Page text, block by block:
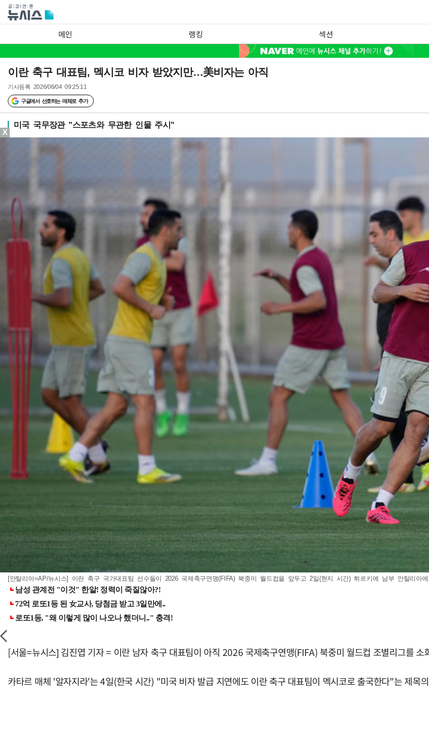
메인 랭킹 섹션
이란 축구 대표팀, 멕시코 비자 받았지만…美비자는 아직
기사등록 2026/06/04 09:25:11
구글에서 선호하는 매체로 추가
미국 국무장관 "스포츠와 무관한 인물 주시"
[안탈리아=AP/뉴시스] 이란 축구 국가대표팀 선수들이 2026 국제축구연맹(FIFA) 북중미 월드컵을 앞두고 2일(현지 시간) 튀르키예 남부 안탈리아
[서울=뉴시스] 김진엽 기자 = 이란 남자 축구 대표팀이 아직 2026 국제축구연맹(FIFA) 북중미 월드컵 조별리그를
카타르 매체 '알자지라'는 4일(한국 시간) "미국 비자 발급 지연에도 이란 축구 대표팀이 멕시코로 출국한다"는 제목
X